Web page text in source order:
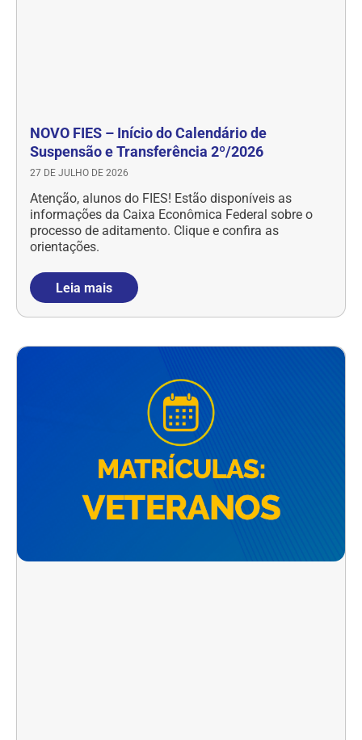
NOVO FIES – Início do Calendário de
Suspensão e Transferência 2º/2026
27 DE JULHO DE 2026
Atenção, alunos do FIES! Estão disponíveis as
informações da Caixa Econômica Federal sobre o
processo de aditamento. Clique e confira as
orientações.
Leia mais